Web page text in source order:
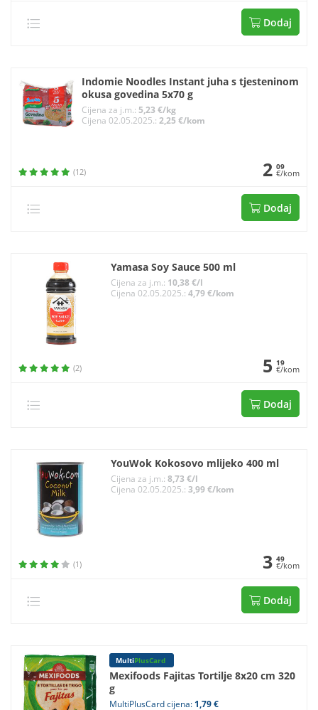
Dodaj
Indomie Noodles Instant juha s tjesteninom
okusa govedina 5x70 g
Cijena za j.m.: 5,23 €/kg
Cijena 02.05.2025.: 2,25 €/kom
(12) 2 09
€/kom
Dodaj
Yamasa Soy Sauce 500 ml
Cijena za j.m.: 10,38 €/l
Cijena 02.05.2025.: 4,79 €/kom
(2) 5 19
€/kom
Dodaj
YouWok Kokosovo mlijeko 400 ml
Cijena za j.m.: 8,73 €/l
Cijena 02.05.2025.: 3,99 €/kom
(1) 3 49
€/kom
Dodaj
MultiPlusCard
Mexifoods Fajitas Tortilje 8x20 cm 320
g
MultiPlusCard cijena: 1,79 €